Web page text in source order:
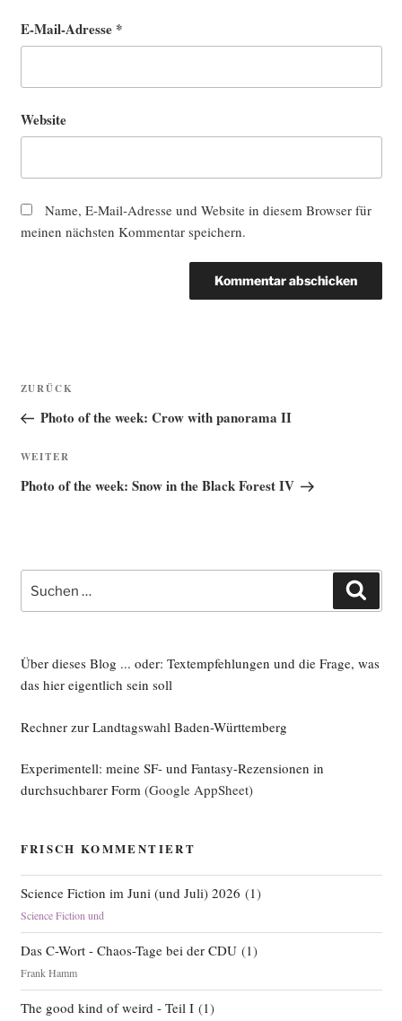
E-Mail-Adresse *
Website
Name, E-Mail-Adresse und Website in diesem Browser für
meinen nächsten Kommentar speichern.
Beitragsnavigation
Vorheriger
Beitrag
ZURÜCK
Photo of the week: Crow with panorama II
Nächster
Beitrag
WEITER
Photo of the week: Snow in the Black Forest IV
nach:
Über dieses Blog ... oder: Textempfehlungen und die Frage, was
das hier eigentlich sein soll
Rechner zur Landtagswahl Baden-Württemberg
Experimentell: meine SF- und Fantasy-Rezensionen in
durchsuchbarer Form(Google AppSheet)
FRISCH KOMMENTIERT
Science Fiction im Juni (und Juli) 2026 (1)
Science Fiction und
Das C-Wort - Chaos-Tage bei der CDU(1)
Frank Hamm
The good kind of weird - Teil I(1)